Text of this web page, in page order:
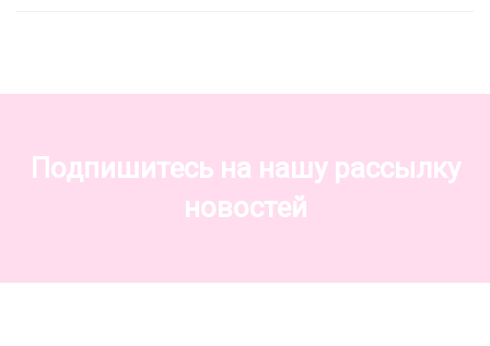
Подпишитесь на нашу рассылку
новостей